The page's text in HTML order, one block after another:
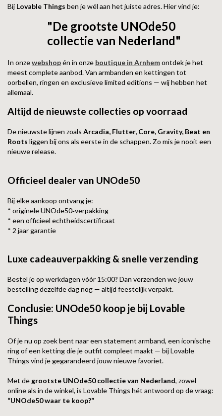
Bij Lovable Things ben je wél aan het juiste adres. Hier vind je:
"De grootste UNOde50
collectie van Nederland"
In onzewebshopén in onze boutique in Arnhemontdek je het
meest complete aanbod. Van armbanden en kettingen tot
oorbellen, ringen en exclusieve limited editions — wij hebben het
allemaal.
Altijd de nieuwste collecties op voorraad
De nieuwste lijnen zoals Arcadia, Flutter, Core, Gravity, Beat en
Roots liggen bij ons als eerste in de schappen. Zo mis je nooit een
nieuwe release.
Officieel dealer van UNOde50
Bij elke aankoop ontvang je:
* originele UNOde50‑verpakking
* een officieel echtheidscertificaat
* 2 jaar garantie
Luxe cadeauverpakking & snelle verzending
Bestel je op werkdagen vóór 15:00? Dan verzenden we jouw
bestelling dezelfde dag nog — altijd feestelijk verpakt.
Conclusie: UNOde50 koop je bij Lovable
Things
Of je nu op zoek bent naar een statement armband, een iconische
ring of een ketting die je outfit compleet maakt — bij Lovable
Things vind je gegarandeerd jouw nieuwe favoriet.
Met de grootste UNOde50 collectie van Nederland, zowel
online als in de winkel, is Lovable Things hét antwoord op de vraag:
“UNOde50 waar te koop?”